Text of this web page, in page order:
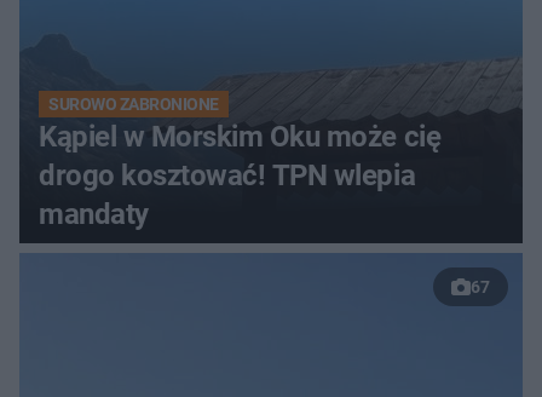
SUROWO ZABRONIONE
Kąpiel w Morskim Oku może cię
drogo kosztować! TPN wlepia
mandaty
67